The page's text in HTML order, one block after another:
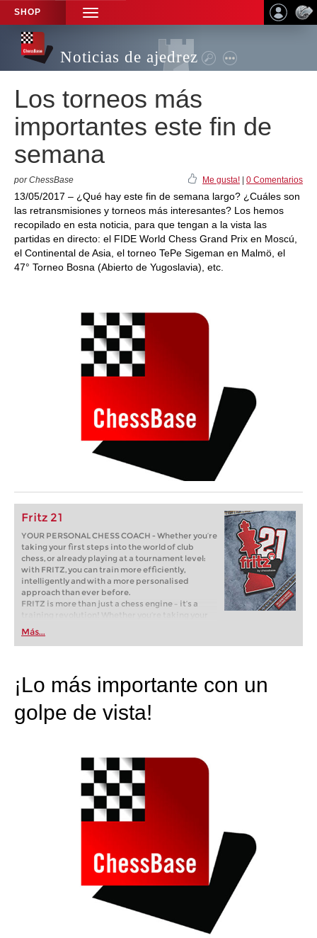
SHOP
TOGGLE
NAVIGATION
Noticias de ajedrez
Los torneos más
importantes este fin de
semana
por ChessBase Me gusta! 0 Comentarios
13/05/2017 – ¿Qué hay este fin de semana largo? ¿Cuáles son
las retransmisiones y torneos más interesantes? Los hemos
recopilado en esta noticia, para que tengan a la vista las
partidas en directo: el FIDE World Chess Grand Prix en Moscú,
el Continental de Asia, el torneo TePe Sigeman en Malmö, el
47° Torneo Bosna (Abierto de Yugoslavia), etc.
Fritz 21
YOUR PERSONAL CHESS COACH - Whether you’re
taking your first steps into the world of club
chess, or already playing at a tournament level:
with FRITZ, you can train more efficiently,
intelligently and with a more personalised
approach than ever before.
FRITZ is more than just a chess engine – it’s a
training revolution! Whether you’re taking your
first steps into the world of club chess, or already
playing at a tournament level: with FRITZ, you can
train more efficiently, intelligently and with a
Más...
¡Lo más importante con un
golpe de vista!